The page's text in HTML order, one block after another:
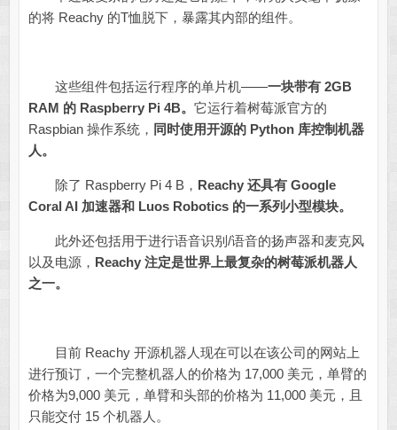
的将 Reachy 的T恤脱下，暴露其内部的组件。
这些组件包括运行程序的单片机——一块带有 2GB
RAM 的 Raspberry Pi 4B。 它运行着树莓派官方的
Raspbian 操作系统， 同时使用开源的 Python 库控制机器
人。
除了 Raspberry Pi 4 B， Reachy 还具有 Google
Coral AI 加速器和 Luos Robotics 的一系列小型模块。
此外还包括用于进行语音识别/语音的扬声器和麦克风
以及电源， Reachy 注定是世界上最复杂的树莓派机器人
之一。
目前 Reachy 开源机器人现在可以在该公司的网站上
进行预订，一个完整机器人的价格为 17,000 美元，单臂的
价格为9,000 美元，单臂和头部的价格为 11,000 美元，且
只能交付 15 个机器人。